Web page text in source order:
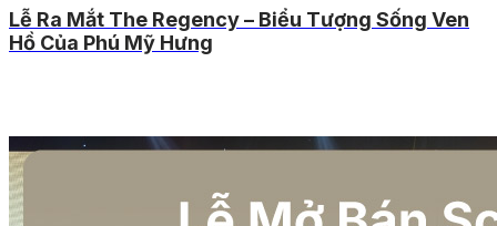
Lễ Ra Mắt The Regency – Biểu Tượng Sống Ven
Hồ Của Phú Mỹ Hưng